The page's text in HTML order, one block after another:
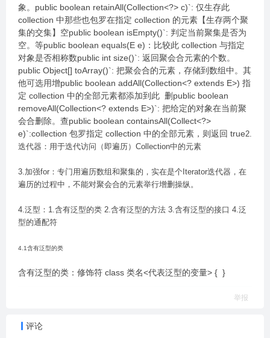
象。public boolean retainAll(Collection<?> c)`: 仅生存此
collection 中那些也包罗在指定 collection 的元素【生存两个聚
集的交集】空public boolean isEmpty()`: 判定当前聚集是否为
空。等public boolean equals(E e)：比较此 collection 与指定
对象是否相称数public int size()`: 返回聚会合元素的个数。
public Object[] toArray()`: 把聚会合的元素，存储到数组中。其
他可选用增public boolean addAll(Collection<? extends E>) 指
定 collection 中的全部元素都添加到此 删public boolean
removeAll(Collection<? extends E>)`: 把给定的对象在当前聚
会合删除。查public boolean containsAll(Collect<?>
e)`:collection 包罗指定 collection 中的全部元素，则返回 true2.
迭代器：用于迭代访问（即遍历）Collection中的元素
3.加强for：专门用遍历数组和聚集的，实在是个Iterator迭代器，在
遍历的过程中，不能对聚会合的元素举行增删操纵。
4.泛型：1.含有泛型的类 2.含有泛型的方法 3.含有泛型的接口 4.泛
型的通配符
4.1含有泛型的类
含有泛型的类：修饰符 class 类名<代表泛型的变量> { }
举报
评论